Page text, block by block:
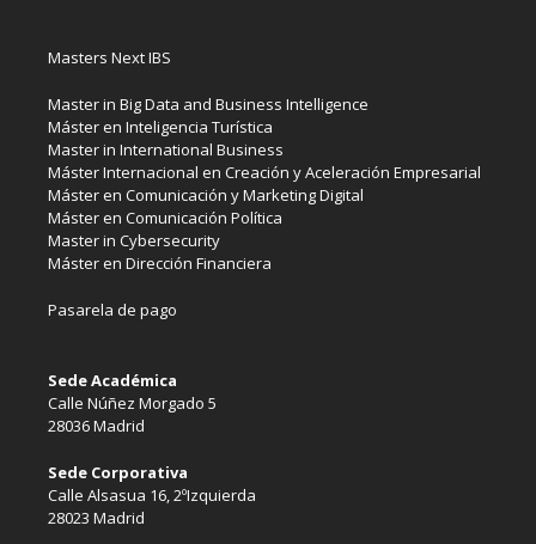
Masters Next IBS
Master in Big Data and Business Intelligence
Máster en Inteligencia Turística
Master in International Business
Máster Internacional en Creación y Aceleración Empresarial
Máster en Comunicación y Marketing Digital
Máster en Comunicación Política
Master in Cybersecurity
Máster en Dirección Financiera
Pasarela de pago
Sede Académica
Calle Núñez Morgado 5
28036 Madrid
Sede Corporativa
Calle Alsasua 16, 2ºIzquierda
28023 Madrid